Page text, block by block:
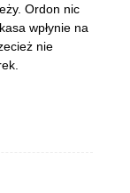
Ordon nic
wpłynie na
nie